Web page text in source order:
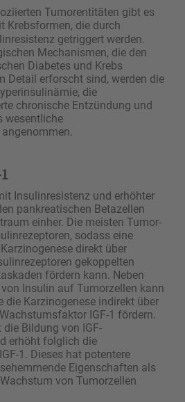
Tumorentitäten gibt es
Krebsformen, die durch
getriggert werden.
Mechanismen, die den
Diabetes und Krebs
Detail erforscht sind, werden die
die
chronische Entzündung und
wesentliche
Insulinresistenz und erhöhter
pankreatischen Betazellen
einher. Die meisten Tumor­
sodass eine
direkt über
gekoppelten
fördern kann. Neben
Insulin auf Tumorzellen kann
die Karzinogenese indirekt über
IGF-1 fördern.
die Bildung von IGF-
erhöht folglich die
1. Dieses hat potentere
Eigenschaften als
von Tumorzellen